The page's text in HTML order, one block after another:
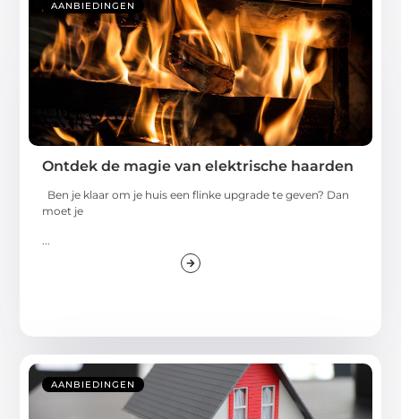
AANBIEDINGEN
Ontdek de magie van elektrische haarden
Ben je klaar om je huis een flinke upgrade te geven? Dan
moet je
AANBIEDINGEN